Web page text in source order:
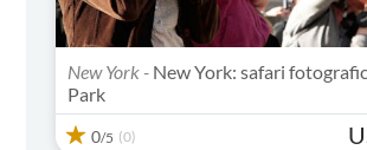
New York - New York: safari
Park
0/5 (0)